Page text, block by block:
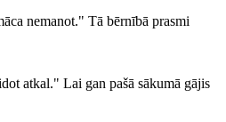
nemanot." Tā bērnībā prasmi
atkal." Lai gan pašā sākumā gājis